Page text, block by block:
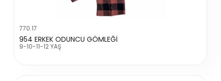
770.17
954 ERKEK ODUNCU GÖMLEĞİ
9-10-11-12 YAŞ